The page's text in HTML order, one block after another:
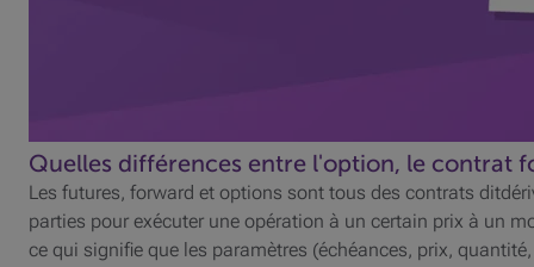
Quelles différences entre l'option, le contrat
Les futures, forward et options sont tous des contrats
parties pour exécuter une opération à un certain prix à un
ce qui signifie que les paramètres (échéances, prix,